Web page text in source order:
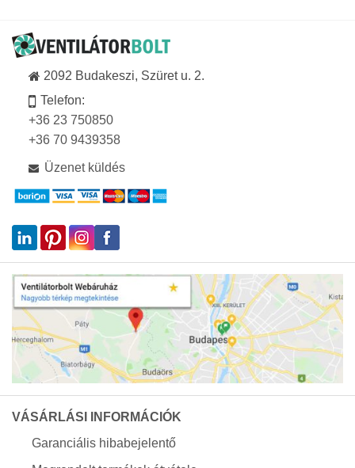
2092 Budakeszi, Szüret u. 2.
Telefon:
+36 23 750850
+36 70 9439358
Üzenet küldés
VÁSÁRLÁSI INFORMÁCIÓK
Garanciális hibabejelentő